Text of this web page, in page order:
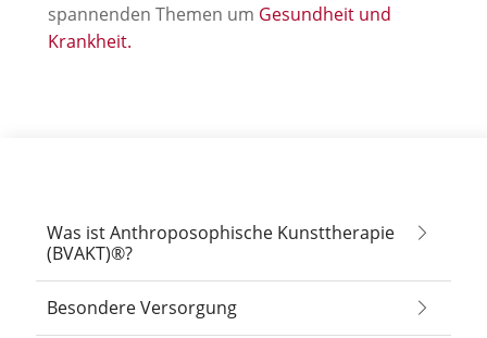
spannenden Themen um Gesundheit und
Krankheit.
Was ist Anthroposophische Kunsttherapie
(BVAKT)®?
Besondere Versorgung